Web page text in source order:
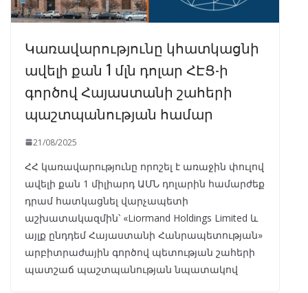
Կառավարությունը կհատկացնի
ավելի քան 1 մլն դոլար ՀԷՑ-ի
գործով Հայաստանի շահերի
պաշտպանության համար
21/08/2025
ՀՀ կառավարությունը որոշել է առաջին փուլով
ավելի քան 1 միլիարդ ԱՄՆ դոլարին համարժեք
դրամ հատկացնել վարչապետի
աշխատակազմին՝ «Liormand Holdings Limited և
այլք ընդդեմ Հայաստանի Հանրապետության»
արբիտրաժային գործով պետության շահերի
պատշաճ պաշտպանության նպատակով